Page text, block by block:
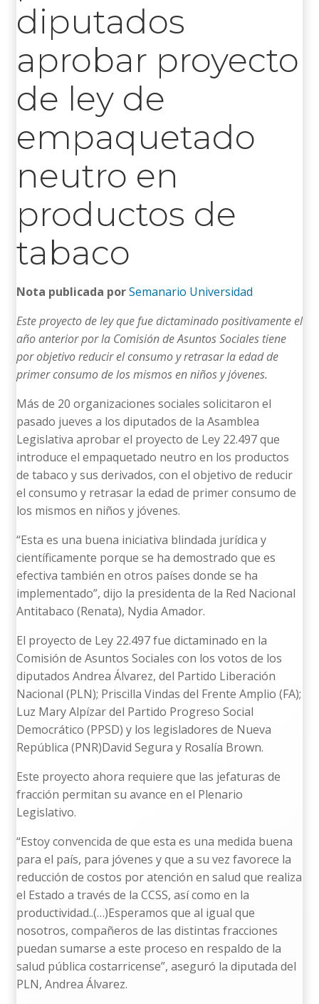
diputados
aprobar proyecto
de ley de
empaquetado
neutro en
productos de
tabaco
Nota publicada porSemanario Universidad
Este proyecto de ley que fue dictaminado positivamente el
año anterior por la Comisión de Asuntos Sociales tiene
por objetivo reducir el consumo y retrasar la edad de
primer consumo de los mismos en niños y jóvenes.
Más de 20 organizaciones sociales solicitaron el
pasado jueves a los diputados de la Asamblea
Legislativa aprobar el proyecto de Ley 22.497 que
introduce el empaquetado neutro en los productos
de tabaco y sus derivados, con el objetivo de reducir
el consumo y retrasar la edad de primer consumo de
los mismos en niños y jóvenes.
“Esta es una buena iniciativa blindada jurídica y
científicamente porque se ha demostrado que es
efectiva también en otros países donde se ha
implementado”, dijo la presidenta de la Red Nacional
Antitabaco (Renata), Nydia Amador.
El proyecto de Ley 22.497 fue dictaminado en la
Comisión de Asuntos Sociales con los votos de los
diputados Andrea Álvarez, del Partido Liberación
Nacional (PLN); Priscilla Vindas del Frente Amplio (FA);
Luz Mary Alpízar del Partido Progreso Social
Democrático (PPSD) y los legisladores de Nueva
República (PNR)David Segura y Rosalía Brown.
Este proyecto ahora requiere que las jefaturas de
fracción permitan su avance en el Plenario
Legislativo.
“Estoy convencida de que esta es una medida buena
para el país, para jóvenes y que a su vez favorece la
reducción de costos por atención en salud que realiza
el Estado a través de la CCSS, así como en la
productividad..(…)Esperamos que al igual que
nosotros, compañeros de las distintas fracciones
puedan sumarse a este proceso en respaldo de la
salud pública costarricense”, aseguró la diputada del
PLN, Andrea Álvarez.